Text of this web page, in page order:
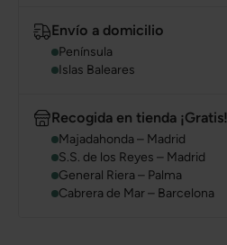
Envío a domicilio
Península
Islas Baleares
Recogida en tienda ¡Gratis!
Majadahonda – Madrid
S.S. de los Reyes – Madrid
General Riera – Palma
Cabrera de Mar – Barcelona